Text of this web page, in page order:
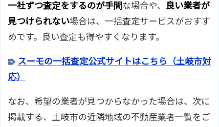
一社ずつ査定をするのが手間な場合や、 良い業者が
見つけられない場合は、一括査定サービスがおすす
めです。良い査定も得やすくなります。
スーモの一括査定公式サイトはこちら（土岐市対
応）
なお、希望の業者が見つからなかった場合は、次に
掲載する、土岐市の近隣地域の不動産業者一覧をご